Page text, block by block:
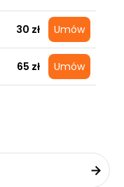
30 zł Umów
65 zł Umów